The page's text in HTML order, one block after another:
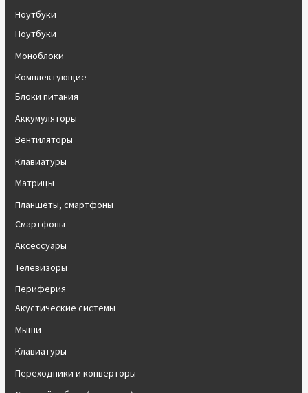
Ноутбуки
Ноутбуки
Моноблоки
Комплектующие
Блоки питания
Аккумуляторы
Вентиляторы
Клавиатуры
Матрицы
Планшеты, смартфоны
Смартфоны
Аксессуары
Телевизоры
Периферия
Акустические системы
Мыши
Клавиатуры
Переходники и конверторы